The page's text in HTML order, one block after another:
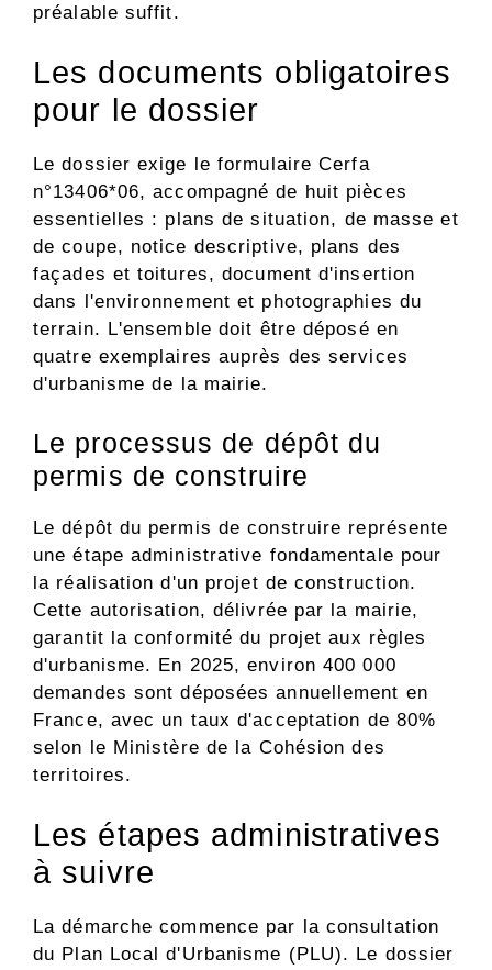
préalable suffit.
Les documents obligatoires
pour le dossier
Le dossier exige le formulaire Cerfa
n°13406*06, accompagné de huit pièces
essentielles : plans de situation, de masse et
de coupe, notice descriptive, plans des
façades et toitures, document d'insertion
dans l'environnement et photographies du
terrain. L'ensemble doit être déposé en
quatre exemplaires auprès des services
d'urbanisme de la mairie.
Le processus de dépôt du
permis de construire
Le dépôt du permis de construire représente
une étape administrative fondamentale pour
la réalisation d'un projet de construction.
Cette autorisation, délivrée par la mairie,
garantit la conformité du projet aux règles
d'urbanisme. En 2025, environ 400 000
demandes sont déposées annuellement en
France, avec un taux d'acceptation de 80%
selon le Ministère de la Cohésion des
territoires.
Les étapes administratives
à suivre
La démarche commence par la consultation
du Plan Local d'Urbanisme (PLU). Le dossier